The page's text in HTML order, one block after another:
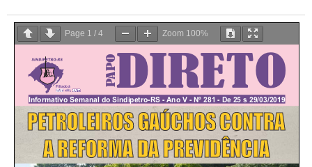
Page 1 / 4 Zoom 100%